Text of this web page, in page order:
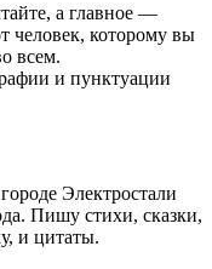
а главное —
человек, которому вы
всем.
и пунктуации
Электростали
Пишу стихи, сказки,
и цитаты.